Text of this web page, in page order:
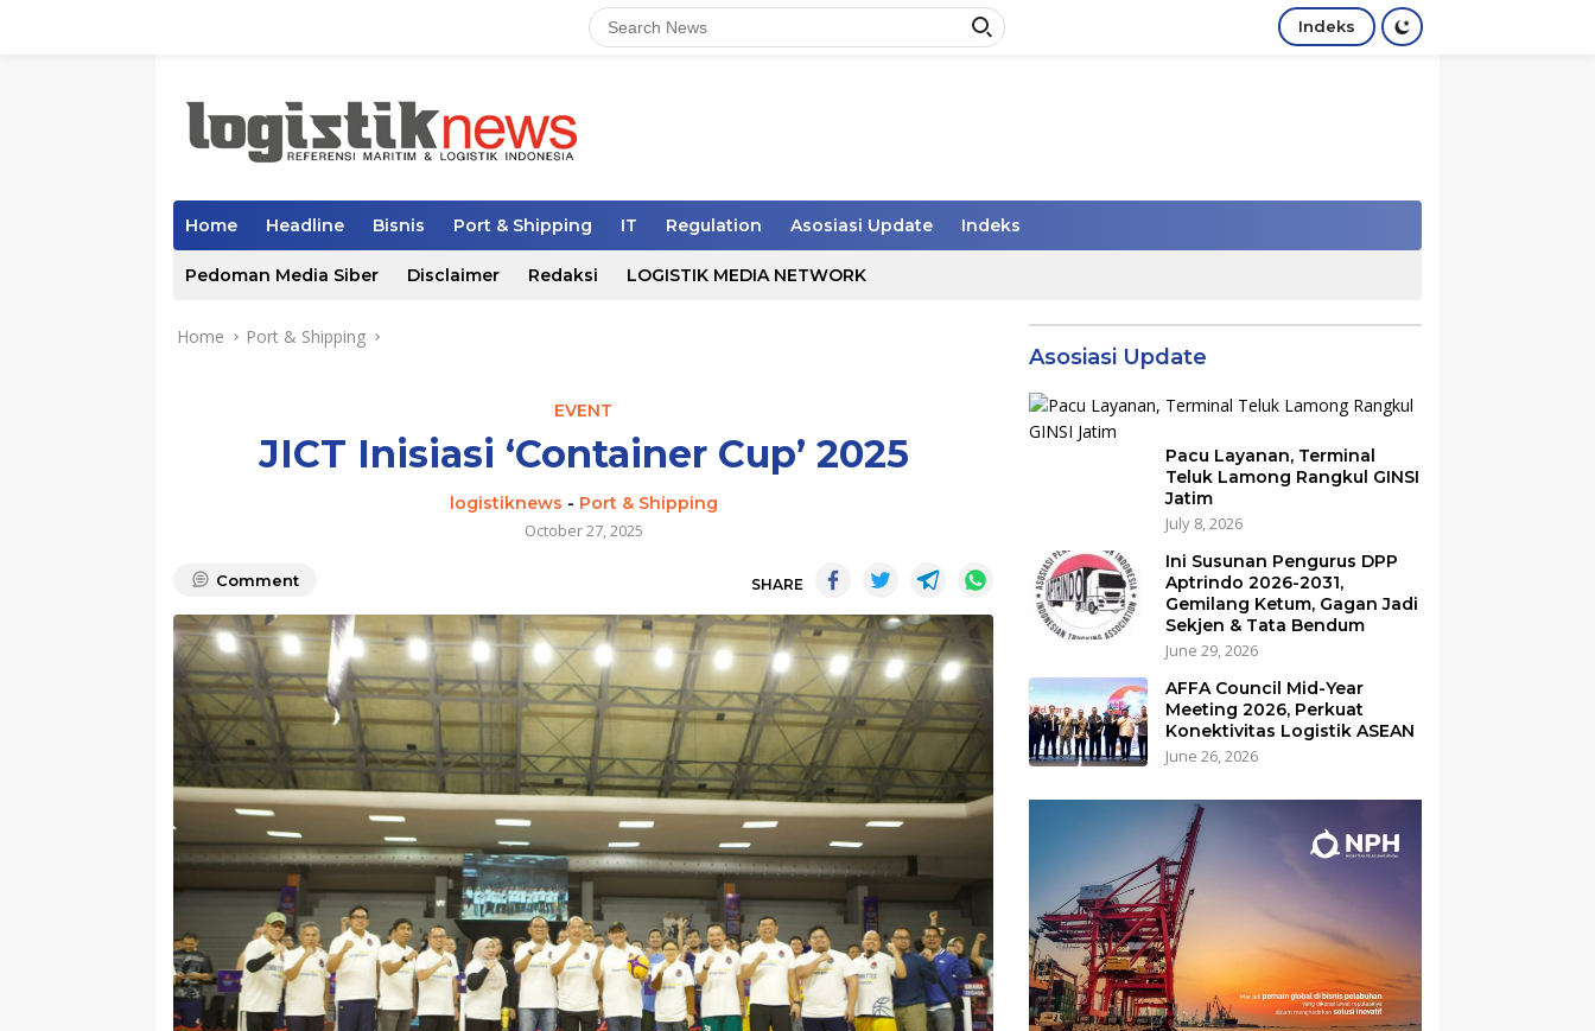
Indeks
Home Headline Bisnis Port & Shipping IT Regulation Asosiasi Update Indeks
Pedoman Media Siber Disclaimer Redaksi LOGISTIK MEDIA NETWORK
Home Port & Shipping
EVENT
JICT Inisiasi ‘Container Cup’ 2025
logistiknews - Port & Shipping
October 27, 2025
Comment SHARE
Asosiasi Update
Pacu Layanan, Terminal
Teluk Lamong Rangkul GINSI
Jatim
July 8, 2026
Ini Susunan Pengurus DPP
Aptrindo 2026-2031,
Gemilang Ketum, Gagan Jadi
Sekjen & Tata Bendum
June 29, 2026
AFFA Council Mid-Year
Meeting 2026, Perkuat
Konektivitas Logistik ASEAN
June 26, 2026